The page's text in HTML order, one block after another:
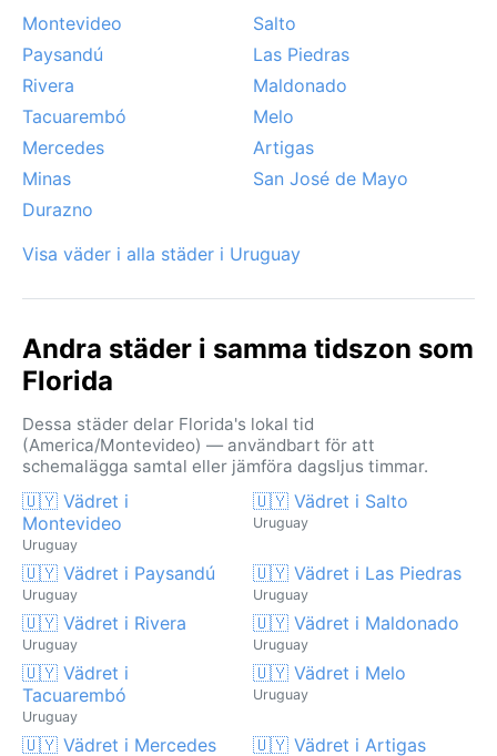
Montevideo
Salto
Paysandú
Las Piedras
Rivera
Maldonado
Tacuarembó
Melo
Mercedes
Artigas
Minas
San José de Mayo
Durazno
Visa väder i alla städer i Uruguay
Andra städer i samma tidszon som
Florida
Dessa städer delar Florida's lokal tid
(America/Montevideo) — användbart för att
schemalägga samtal eller jämföra dagsljus timmar.
🇺🇾 Vädret i
Montevideo
Uruguay
🇺🇾 Vädret i Salto
Uruguay
🇺🇾 Vädret i Paysandú
Uruguay
🇺🇾 Vädret i Las Piedras
Uruguay
🇺🇾 Vädret i Rivera
Uruguay
🇺🇾 Vädret i Maldonado
Uruguay
🇺🇾 Vädret i
Tacuarembó
Uruguay
🇺🇾 Vädret i Melo
Uruguay
🇺🇾 Vädret i Mercedes 🇺🇾 Vädret i Artigas